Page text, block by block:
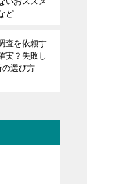
ど
査を依頼す
実？失敗し
選び方